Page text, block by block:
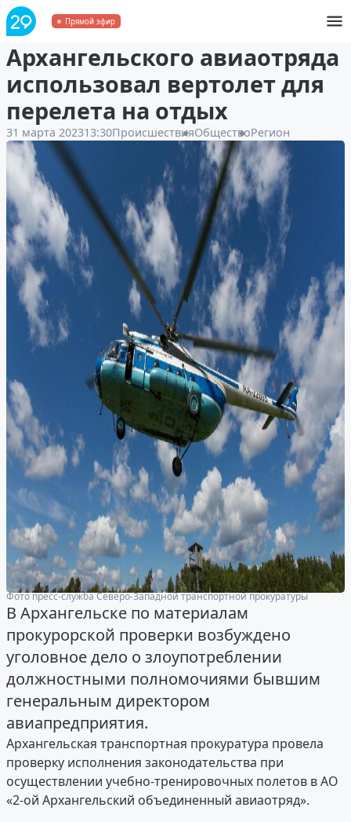
Прямой эфир
Бывший глава
Архангельского авиаотряда
использовал вертолет для
перелета на отдых
31 марта 202313:30ПроисшествияОбществоРегион
Фото пресс-служба Северо-Западной транспортной прокуратуры
В Архангельске по материалам
прокурорской проверки возбуждено
уголовное дело о злоупотреблении
должностными полномочиями бывшим
генеральным директором
авиапредприятия.
Архангельская транспортная прокуратура провела
проверку исполнения законодательства при
осуществлении учебно-тренировочных полетов в АО
«2-ой Архангельский объединенный авиаотряд».